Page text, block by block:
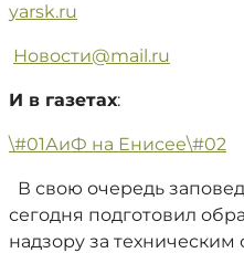
yarsk.ru
Новости@mail.ru
И в газетах:
\#01АиФ на Енисее\#02
В свою очередь
сегодня подготовил
надзору за